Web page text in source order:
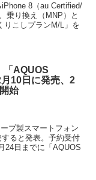
8（au Certified/
乗り換え（MNP）と
りこしプランM/L」を
「AQUOS
10日に発売、2
始
プ製スマートフォン
すると発表。予約受付
24日までに「AQUOS